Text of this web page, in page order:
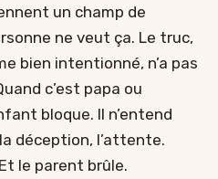
un champ de
ne veut ça. Le truc,
bien intentionné, n’a pas
c’est papa ou
bloque. Il n’entend
déception, l’attente.
le parent brûle.